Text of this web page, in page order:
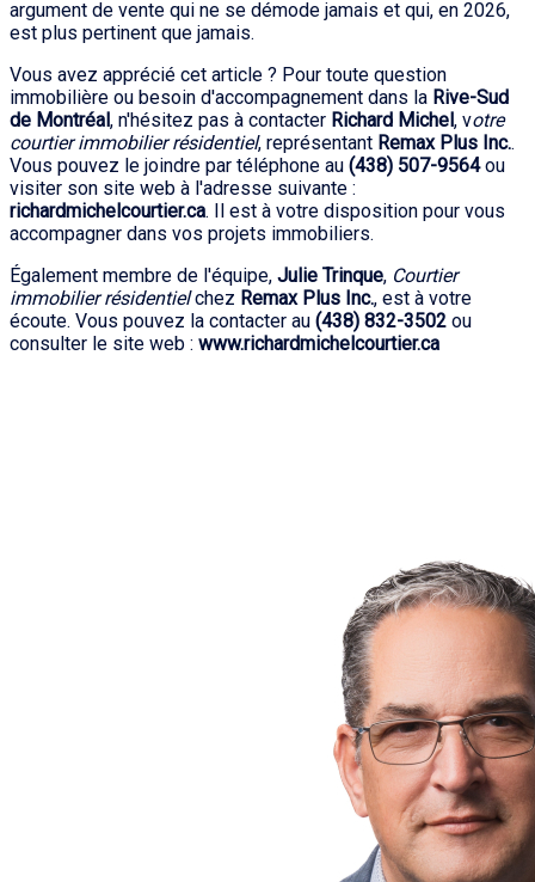
argument de vente qui ne se démode jamais et qui, en 2026,
est plus pertinent que jamais.
Vous avez apprécié cet article ? Pour toute question
immobilière ou besoin d'accompagnement dans la Rive-Sud
de Montréal, n'hésitez pas à contacter Richard Michel, votre
courtier immobilier résidentiel, représentant Remax Plus Inc..
Vous pouvez le joindre par téléphone au (438) 507-9564ou
visiter son site web à l'adresse suivante :
richardmichelcourtier.ca. Il est à votre disposition pour vous
accompagner dans vos projets immobiliers.
Également membre de l'équipe, Julie Trinque, Courtier
immobilier résidentielchez Remax Plus Inc., est à votre
écoute. Vous pouvez la contacter au (438) 832-3502 ou
consulter le site web : www.richardmichelcourtier.ca